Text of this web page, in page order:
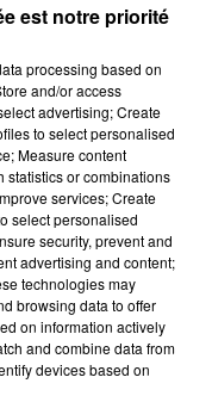
onJun 2, 2018 at 4:58pm PDT
est notre priorité
processing based on
and/or access
advertising; Create
to select personalised
Measure content
statistics or combinations
services; Create
select personalised
security, prevent and
advertising and content;
technologies may
browsing data to offer
on information actively
and combine data from
devices based on